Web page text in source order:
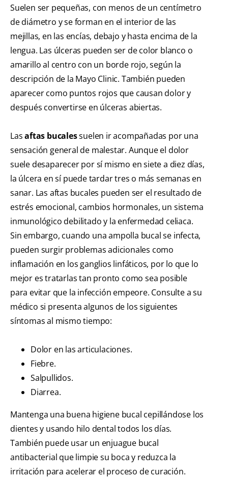
Suelen ser pequeñas, con menos de un centímetro
de diámetro y se forman en el interior de las
mejillas, en las encías, debajo y hasta encima de la
lengua. Las úlceras pueden ser de color blanco o
amarillo al centro con un borde rojo, según la
descripción de la Mayo Clinic. También pueden
aparecer como puntos rojos que causan dolor y
después convertirse en úlceras abiertas.
Lasaftas bucalessuelen ir acompañadas por una
sensación general de malestar. Aunque el dolor
suele desaparecer por sí mismo en siete a diez días,
la úlcera en sí puede tardar tres o más semanas en
sanar. Las aftas bucales pueden ser el resultado de
estrés emocional, cambios hormonales, un sistema
inmunológico debilitado y la enfermedad celiaca.
Sin embargo, cuando una ampolla bucal se infecta,
pueden surgir problemas adicionales como
inflamación en los ganglios linfáticos, por lo que lo
mejor es tratarlas tan pronto como sea posible
para evitar que la infección empeore. Consulte a su
médico si presenta algunos de los siguientes
síntomas al mismo tiempo:
Dolor en las articulaciones.
Fiebre.
Salpullidos.
Diarrea.
Mantenga una buena higiene bucal cepillándose los
dientes y usando hilo dental todos los días.
También puede usar un enjuague bucal
antibacterial que limpie su boca y reduzca la
irritación para acelerar el proceso de curación.